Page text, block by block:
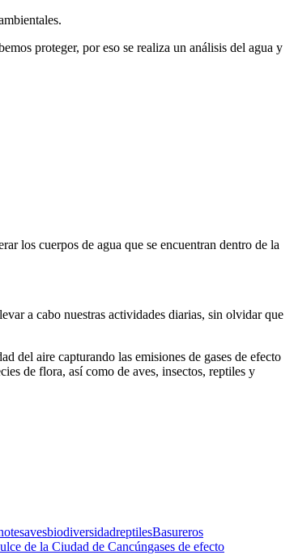
proteger, por eso se realiza un análisis del agua y
los cuerpos de agua que se encuentran dentro de la
a cabo nuestras actividades diarias, sin olvidar que
del aire capturando las emisiones de gases de efecto
de flora, así como de aves, insectos, reptiles y
avesbiodiversidadreptilesBasureros
de la Ciudad de Cancúngases de efecto